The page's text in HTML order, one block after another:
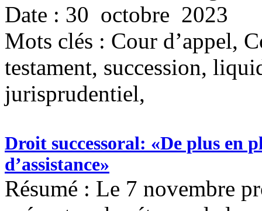
Date : 30 octobre 2023
Mots clés : Cour d’appel,
testament, succession,
jurisprudentiel,
Droit successoral: «De plus en
d’assistance»
Résumé : Le 7 novembre